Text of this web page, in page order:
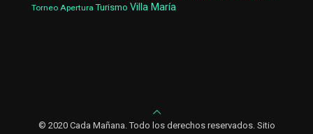
Torneo Apertura Turismo Villa María
© 2020 Cada Mañana. Todo los derechos reservados. Sitio